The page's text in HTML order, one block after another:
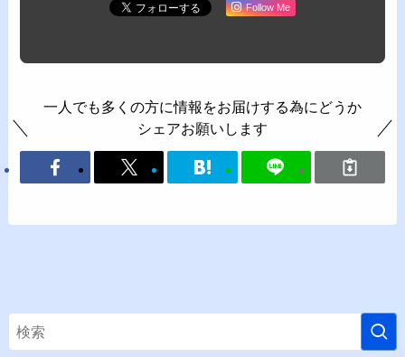
Follow Me
一人でも多くの方に情報をお届けする為にどうか
シェアお願いします